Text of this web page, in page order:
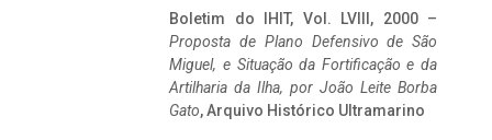
Boletim do IHIT, Vol. LVIII, 2000 –
Proposta de Plano Defensivo de São
Miguel, e Situação da Fortificação e da
Artilharia da Ilha, por João Leite Borba
Gato, Arquivo Histórico Ultramarino